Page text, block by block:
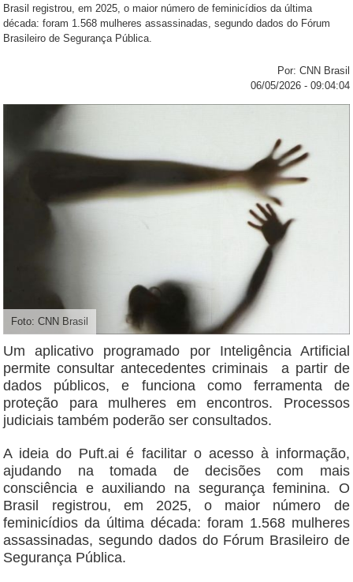
Brasil registrou, em 2025, o maior número de feminicídios da última
década: foram 1.568 mulheres assassinadas, segundo dados do Fórum
Brasileiro de Segurança Pública.
Por: CNN Brasil
06/05/2026 - 09:04:04
Foto: CNN Brasil
Um aplicativo programado por Inteligência Artificial
permite consultar antecedentes criminais a partir de
dados públicos, e funciona como ferramenta de
proteção para mulheres em encontros. Processos
judiciais também poderão ser consultados.
A ideia do Puft.ai é facilitar o acesso à informação,
ajudando na tomada de decisões com mais
consciência e auxiliando na segurança feminina. O
Brasil registrou, em 2025, o maior número de
feminicídios da última década: foram 1.568 mulheres
assassinadas, segundo dados do Fórum Brasileiro de
Segurança Pública.